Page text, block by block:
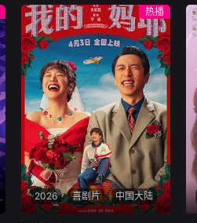
n不再是情报员，而是为一家
私营安保企业工作。新一季将
在德国柏林拍摄，并定于2015
年10月4日播出。&nbs
2026 喜剧片 中国大陆
热播